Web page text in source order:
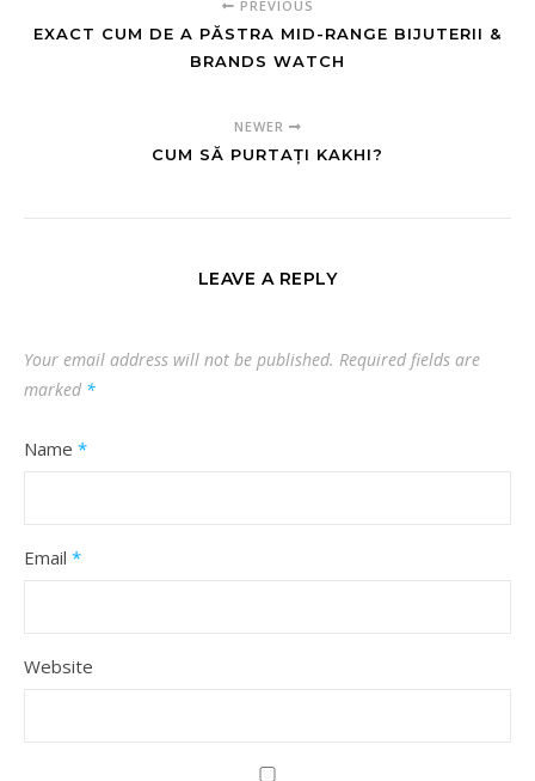
PREVIOUS
EXACT CUM DE A PĂSTRA MID-RANGE BIJUTERII &
BRANDS WATCH
NEWER
CUM SĂ PURTAȚI KAKHI?
LEAVE A REPLY
Your email address will not be published. Required fields are
marked *
Name *
Email *
Website